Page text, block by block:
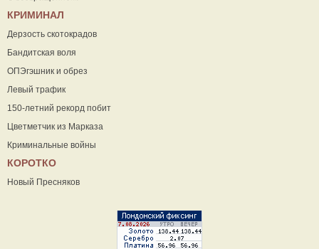
КРИМИНАЛ
Дерзость скотокрадов
Бандитская воля
ОПЭгэшник и обрез
Левый трафик
150-летний рекорд побит
Цветметчик из Марказа
Криминальные войны
КОРОТКО
Новый Пресняков